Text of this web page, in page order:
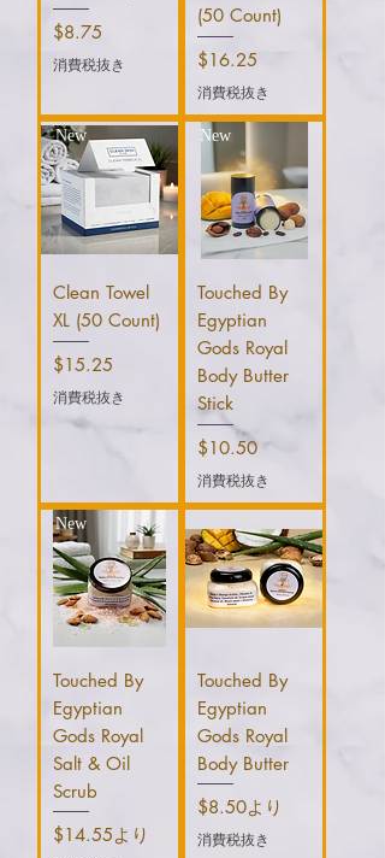
価格
$8.75
消費税抜き
(50 Count)
価格
$16.25
消費税抜き
New
Clean Towel
XL (50 Count)
価格
$15.25
消費税抜き
New
Touched By
Egyptian
Gods Royal
Body Butter
Stick
価格
$10.50
消費税抜き
New
Touched By
Egyptian
Gods Royal
Salt & Oil
Scrub
$14.55より
セール価格
Touched By
Egyptian
Gods Royal
Body Butter
$8.50より
セール価格
消費税抜き